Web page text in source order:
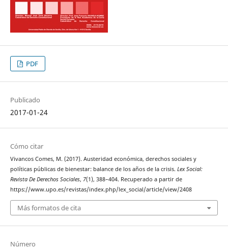
PDF
Publicado
2017-01-24
Cómo citar
Vivancos Comes, M. (2017). Austeridad económica, derechos sociales y
políticas públicas de bienestar: balance de los años de la crisis. Lex Social:
Revista De Derechos Sociales, 7(1), 388–404. Recuperado a partir de
https://www.upo.es/revistas/index.php/lex_social/article/view/2408
Más formatos de cita
Número